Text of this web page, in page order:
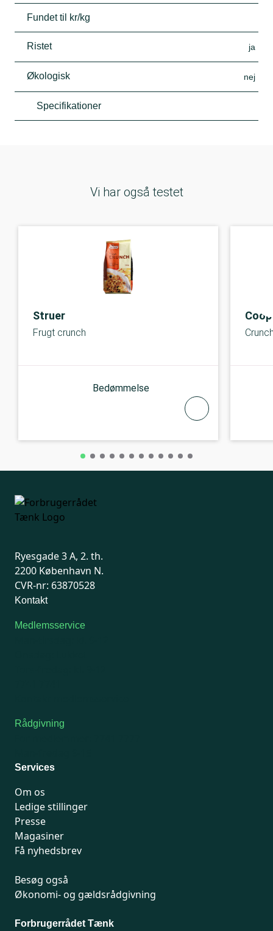
Fundet til kr/kg
Ristet ja
Økologisk nej
Specifikationer
Vi har også testet
Struer
Frugt crunch
Bedømmelse
Ryesgade 3 A, 2. th.
2200 København N.
CVR-nr: 63870528
Kontakt
Medlemsservice
Rådgivning
Services
Om os
Ledige stillinger
Presse
Magasiner
Få nyhedsbrev
Besøg også
Økonomi- og gældsrådgivning
Forbrugerrådet Tænk